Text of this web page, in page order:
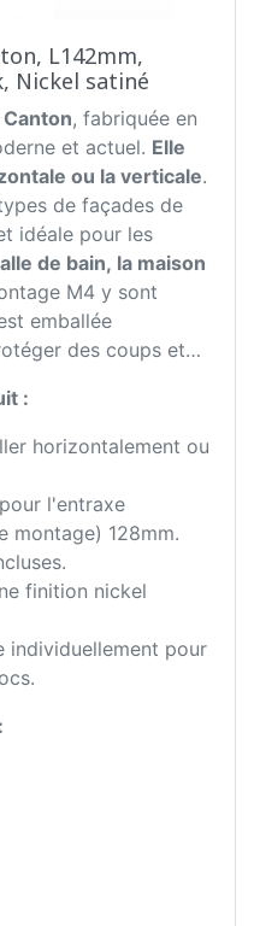
L142mm,
Nickel satiné
, fabriquée en
et actuel. Elle
ou la verticale.
de façades de
idéale pour les
de bain, la maison
M4 y sont
emballée
des coups et
:
horizontalement ou
l'entraxe
montage) 128mm.
finition nickel
individuellement pour